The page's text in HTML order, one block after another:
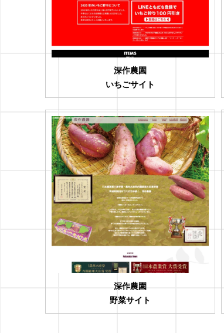
深作農園
いちごサイト
深作農園
野菜サイト